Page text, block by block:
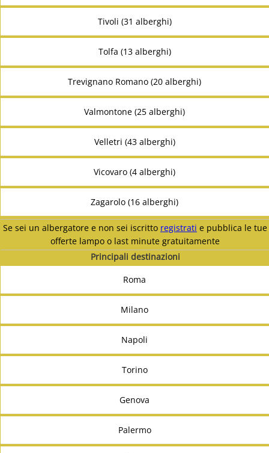
Tivoli (31 alberghi)
Tolfa (13 alberghi)
Trevignano Romano (20 alberghi)
Valmontone (25 alberghi)
Velletri (43 alberghi)
Vicovaro (4 alberghi)
Zagarolo (16 alberghi)
Se sei un albergatore e non sei iscritto registrati e pubblica le tue
offerte lampo o last minute gratuitamente
Principali destinazioni
Roma
Milano
Napoli
Torino
Genova
Palermo